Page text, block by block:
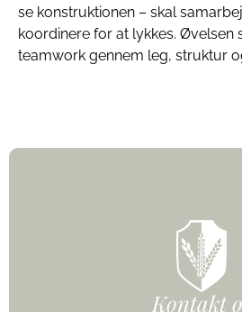
se konstruktionen – skal
koordinere for at lykkes. Øvelsen
teamwork gennem leg, struktur
Kontakt